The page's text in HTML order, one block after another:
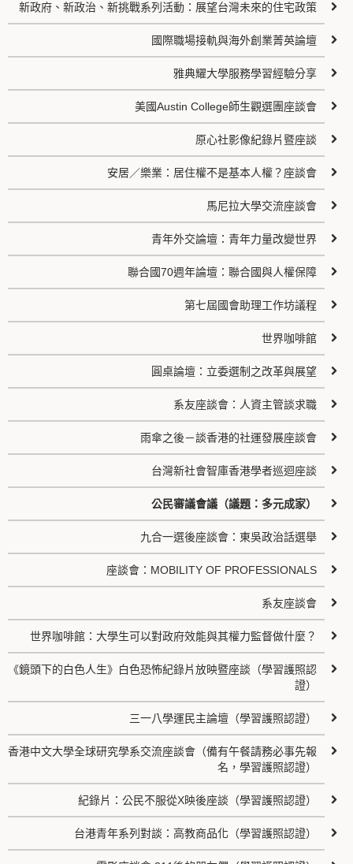
新政府、新政治、新挑戰系列活動：展望台灣未來的住宅政策
國際職場接軌與海外創業菁英論壇
雅典耀大學服務學習經驗分享
美國Austin College師生觀選團座談會
原心社影像紀錄片暨座談
安居／樂業：居住權不是基本人權？座談會
馬尼拉大學交流座談會
青年外交論壇：青年力量改變世界
聯合國70週年論壇：聯合國與人權保障
第七屆國會助理工作坊議程
世界咖啡館
圓桌論壇：立委選制之改革與展望
系友座談會：人資主管談求職
雨傘之後－談香港的社運發展座談會
台灣新社會智庫香港學者巡迴座談
公民審議會議（議題：多元成家）
九合一選後座談會：東吳政治話選舉
座談會：MOBILITY OF PROFESSIONALS
系友座談會
世界咖啡館：大學生可以對政府效能與其權力監督做什麼？
《鏡頭下的白色人生》白色恐怖紀錄片放映暨座談（學習護照認
證）
三一八學運民主論壇（學習護照認證）
香港中文大學全球研究學系交流座談會（備有午餐請務必事先報
名，學習護照認證）
紀錄片：公民不服從X映後座談（學習護照認證）
台港青年系列對談：高教商品化（學習護照認證）